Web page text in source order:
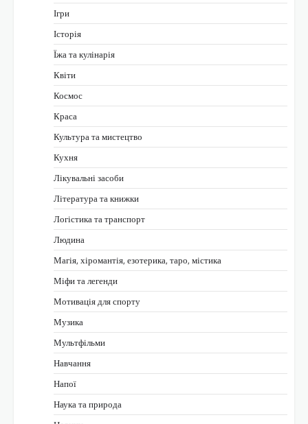
Ігри
Історія
Їжа та кулінарія
Квіти
Космос
Краса
Культура та мистецтво
Кухня
Лікувальні засоби
Література та книжки
Логістика та транспорт
Людина
Магія, хіромантія, езотерика, таро, містика
Міфи та легенди
Мотивація для спорту
Музика
Мультфільми
Навчання
Напої
Наука та природа